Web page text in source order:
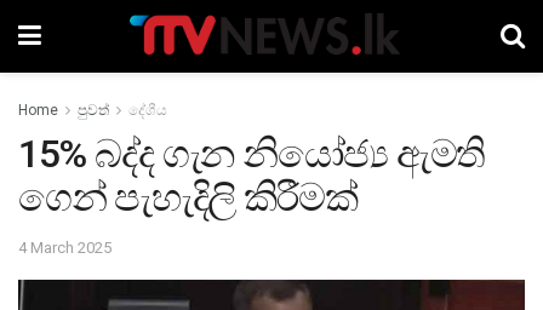
Home පුවත් දේශීය
15% බද්ද ගැන නියෝජ්‍ය ඇමති
ගෙන් පැහැදිලි කිරීමක්
4 March 2025